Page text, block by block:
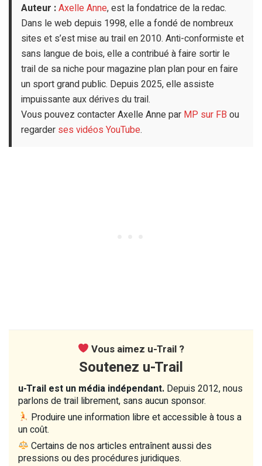
Auteur :Axelle Anne, est la fondatrice de la redac.
Dans le web depuis 1998, elle a fondé de nombreux
sites et s’est mise au trail en 2010. Anti-conformiste et
sans langue de bois, elle a contribué à faire sortir le
trail de sa niche pour magazine plan plan pour en faire
un sport grand public. Depuis 2025, elle assiste
impuissante aux dérives du trail.
Vous pouvez contacter Axelle Anne par MP sur FB ou
regarder ses vidéos YouTube.
Vous aimez u-Trail ?
Soutenez u-Trail
u-Trail est un média indépendant. Depuis 2012, nous
parlons de trail librement, sans aucun sponsor.
Produire une information libre et accessible à tous a
un coût.
Certains de nos articles entraînent aussi des
pressions ou des procédures juridiques.